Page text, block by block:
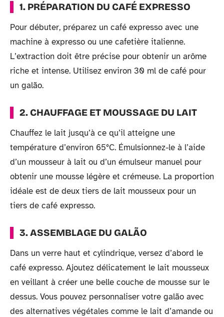
1. PRÉPARATION DU CAFÉ EXPRESSO
Pour débuter, préparez un café expresso avec une
machine à expresso ou une cafetière italienne.
L’extraction doit être précise pour obtenir un arôme
riche et intense. Utilisez environ 30 ml de café pour
un galão.
2. CHAUFFAGE ET MOUSSAGE DU LAIT
Chauffez le lait jusqu’à ce qu’il atteigne une
température d’environ 65°C. Émulsionnez-le à l’aide
d’un mousseur à lait ou d’un émulseur manuel pour
obtenir une mousse légère et crémeuse. La proportion
idéale est de deux tiers de lait mousseux pour un
tiers de café expresso.
3. ASSEMBLAGE DU GALÃO
Dans un verre haut et cylindrique, versez d’abord le
café expresso. Ajoutez délicatement le lait mousseux
en veillant à créer une belle couche de mousse sur le
dessus. Vous pouvez personnaliser votre galão avec
des alternatives végétales comme le lait d’amande ou